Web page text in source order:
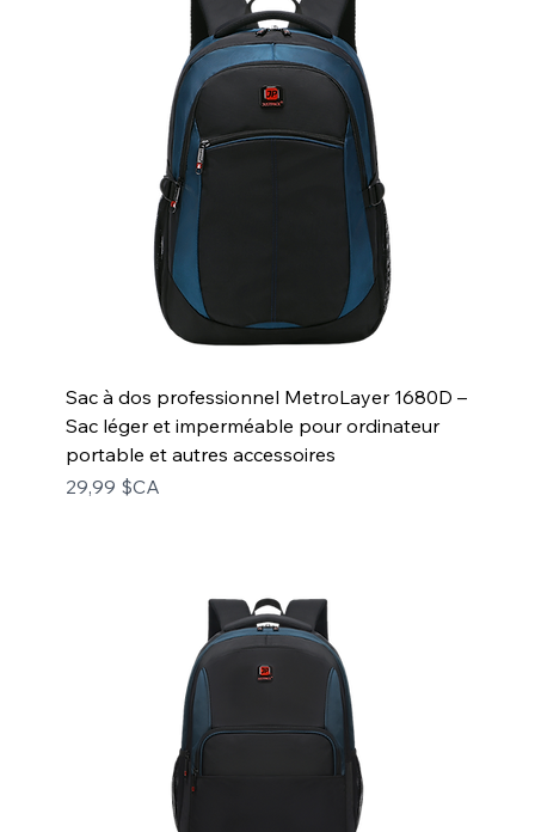
Sac à dos professionnel MetroLayer 1680D –
Sac léger et imperméable pour ordinateur
portable et autres accessoires
Prix
29,99 $CA